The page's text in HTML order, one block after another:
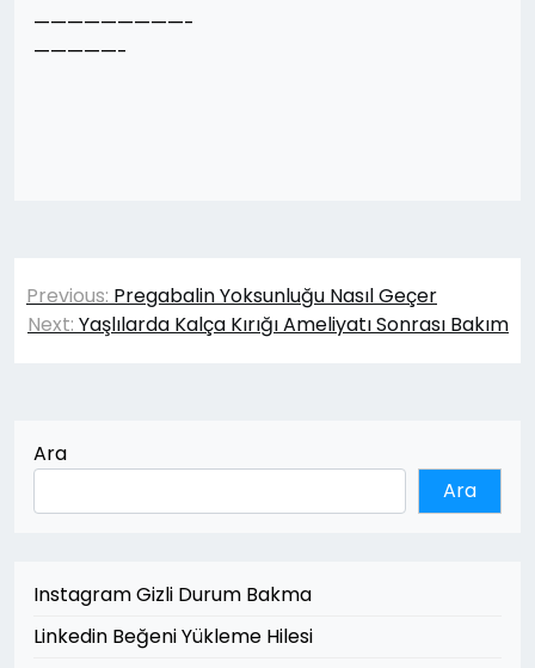
—————————-
—————-
Yazı
gezinmesi
Previous: Pregabalin Yoksunluğu Nasıl Geçer
Next: Yaşlılarda Kalça Kırığı Ameliyatı Sonrası Bakım
Ara
Ara
Instagram Gizli Durum Bakma
Linkedin Beğeni Yükleme Hilesi